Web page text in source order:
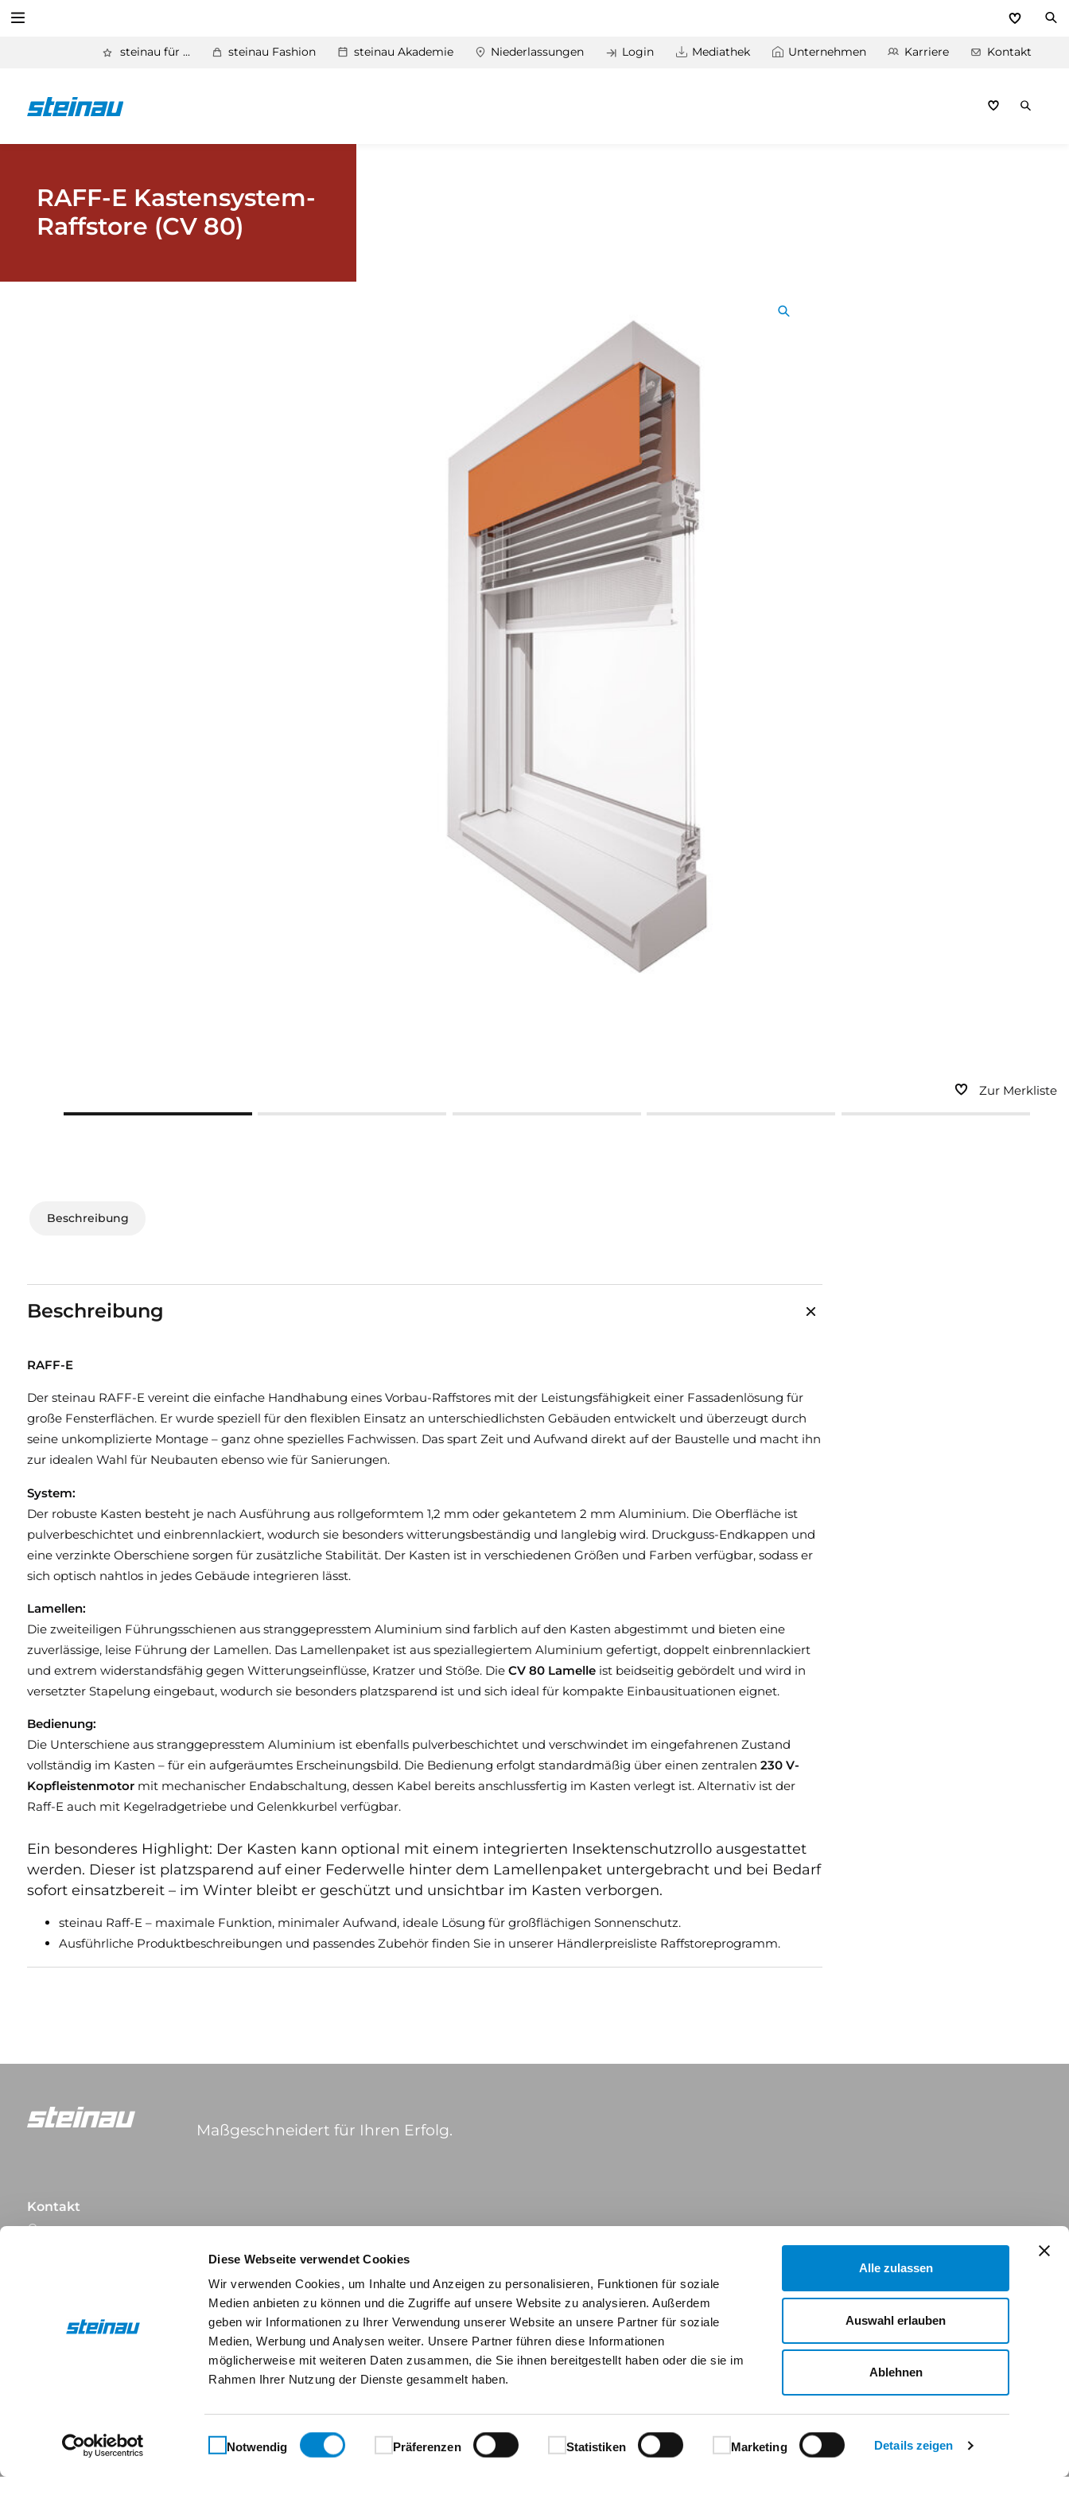
Diese Webseite verwendet Cookies
Wir verwenden Cookies, um Inhalte und Anzeigen zu personalisieren, Funktionen für soziale
Medien anbieten zu können und die Zugriffe auf unsere Website zu analysieren. Außerdem
geben wir Informationen zu Ihrer Verwendung unserer Website an unsere Partner für soziale
Medien, Werbung und Analysen weiter. Unsere Partner führen diese Informationen
möglicherweise mit weiteren Daten zusammen, die Sie ihnen bereitgestellt haben oder die sie im
Rahmen Ihrer Nutzung der Dienste gesammelt haben.
Einwilligungsauswahl
Notwendig
Präferenzen Statistiken Marketing Details zeigen
Alle zulassen
Auswahl erlauben
Ablehnen
Produkte
Basic Aktionen 2026
Tore
steinau für ... steinau Fashion steinau Akademie Niederlassungen Login Mediathek Unternehmen Karriere Kontakt
RAFF-E Kastensystem-
Raffstore (CV 80)
Zur Merkliste
Beschreibung
Beschreibung
RAFF-E
Der steinau RAFF-E vereint die einfache Handhabung eines Vorbau-Raffstores mit der Leistungsfähigkeit einer Fassadenlösung für
große Fensterflächen. Er wurde speziell für den flexiblen Einsatz an unterschiedlichsten Gebäuden entwickelt und überzeugt durch
seine unkomplizierte Montage – ganz ohne spezielles Fachwissen. Das spart Zeit und Aufwand direkt auf der Baustelle und macht ihn
zur idealen Wahl für Neubauten ebenso wie für Sanierungen.
System:
Der robuste Kasten besteht je nach Ausführung aus rollgeformtem 1,2 mm oder gekantetem 2 mm Aluminium. Die Oberfläche ist
pulverbeschichtet und einbrennlackiert, wodurch sie besonders witterungsbeständig und langlebig wird. Druckguss-Endkappen und
eine verzinkte Oberschiene sorgen für zusätzliche Stabilität. Der Kasten ist in verschiedenen Größen und Farben verfügbar, sodass er
sich optisch nahtlos in jedes Gebäude integrieren lässt.
Lamellen:
Die zweiteiligen Führungsschienen aus stranggepresstem Aluminium sind farblich auf den Kasten abgestimmt und bieten eine
zuverlässige, leise Führung der Lamellen. Das Lamellenpaket ist aus speziallegiertem Aluminium gefertigt, doppelt einbrennlackiert
und extrem widerstandsfähig gegen Witterungseinflüsse, Kratzer und Stöße. DieCV 80 Lamelle ist beidseitig gebördelt und wird in
versetzter Stapelung eingebaut, wodurch sie besonders platzsparend ist und sich ideal für kompakte Einbausituationen eignet.
Bedienung:
Die Unterschiene aus stranggepresstem Aluminium ist ebenfalls pulverbeschichtet und verschwindet im eingefahrenen Zustand
vollständig im Kasten – für ein aufgeräumtes Erscheinungsbild. Die Bedienung erfolgt standardmäßig über einen zentralen 230 V-
Kopfleistenmotormit mechanischer Endabschaltung, dessen Kabel bereits anschlussfertig im Kasten verlegt ist. Alternativ ist der
Raff-E auch mit Kegelradgetriebe und Gelenkkurbel verfügbar.
Ein besonderes Highlight: Der Kasten kann optional mit einem integrierten Insektenschutzrollo ausgestattet
werden. Dieser ist platzsparend auf einer Federwelle hinter dem Lamellenpaket untergebracht und bei Bedarf
sofort einsatzbereit – im Winter bleibt er geschützt und unsichtbar im Kasten verborgen.
steinau Raff-E – maximale Funktion, minimaler Aufwand, ideale Lösung für großflächigen Sonnenschutz.
Ausführliche Produktbeschreibungen und passendes Zubehör finden Sie in unserer Händlerpreisliste Raffstoreprogramm.
Maßgeschneidert für Ihren Erfolg.
Kontakt
Steinau KG